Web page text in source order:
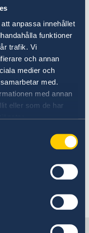
anpassa innehållet
funktioner
trafik. Vi
och annan
medier och
med.
med annan
eller som de har
for the
section
Services
Sustainable
in Niassa,